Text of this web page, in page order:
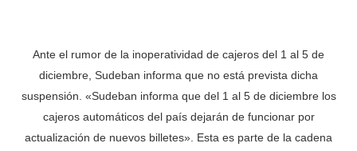
Ante el rumor de la inoperatividad de cajeros del 1 al 5 de
diciembre, Sudeban informa que no está prevista dicha
suspensión. «Sudeban informa que del 1 al 5 de diciembre los
cajeros automáticos del país dejarán de funcionar por
actualización de nuevos billetes». Esta es parte de la cadena